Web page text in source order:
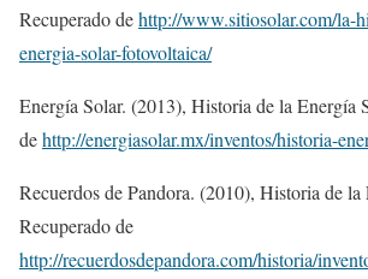
Recuperado dehttp://www.sitiosolar.com/la-
energia-solar-fotovoltaica/
Energía Solar. (2013), Historia de la Energía
dehttp://energiasolar.mx/inventos/historia-
Recuerdos de Pandora. (2010), Historia de la
Recuperado de
http://recuerdosdepandora.com/historia/